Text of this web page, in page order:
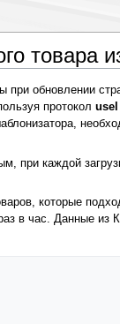
товара
обновлении
протокол usel
каждой
которые
в час. Данные из